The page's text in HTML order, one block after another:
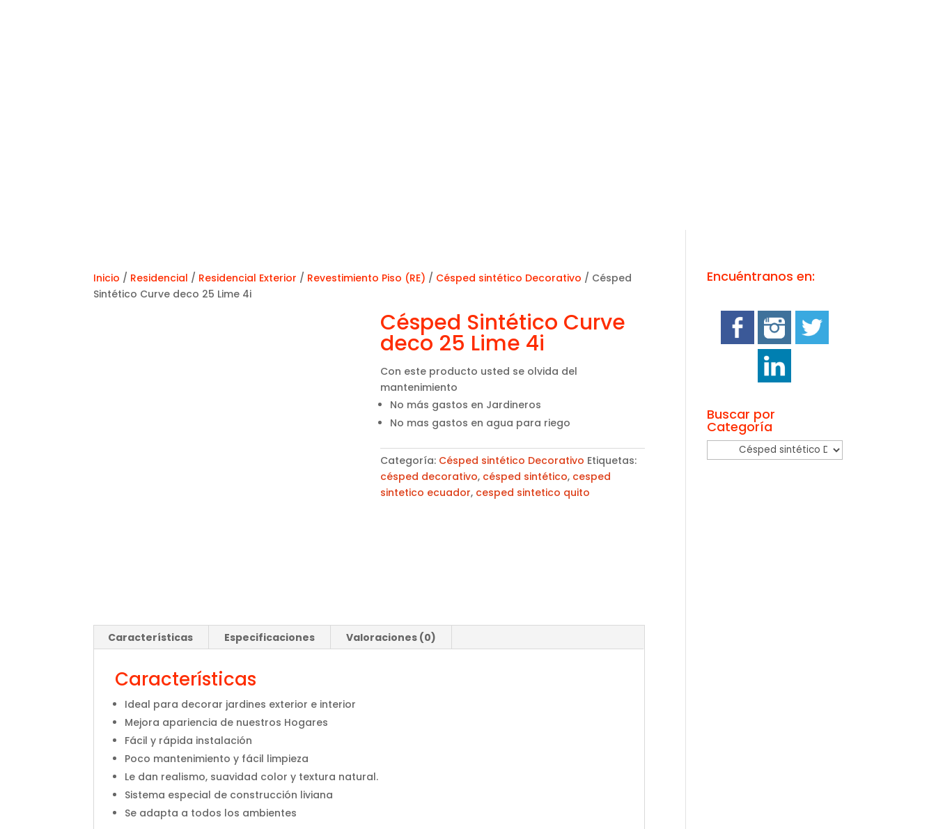
Inicio / Residencial / Residencial Exterior / Revestimiento Piso (RE) / Césped sintético Decorativo / Césped
Sintético Curve deco 25 Lime 4i
Césped Sintético Curve
deco 25 Lime 4i
Con este producto usted se olvida del
mantenimiento
No más gastos en Jardineros
No mas gastos en agua para riego
Categoría: Césped sintético Decorativo Etiquetas:
césped decorativo, césped sintético, cesped
sintetico ecuador, cesped sintetico quito
Características Especificaciones Valoraciones (0)
Características
Ideal para decorar jardines exterior e interior
Mejora apariencia de nuestros Hogares
Fácil y rápida instalación
Poco mantenimiento y fácil limpieza
Le dan realismo, suavidad color y textura natural.
Sistema especial de construcción liviana
Se adapta a todos los ambientes
Encuéntranos en:
Buscar por
Categoría